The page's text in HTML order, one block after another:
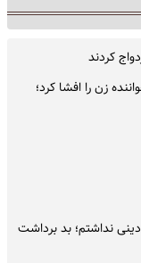
کردند
زن را افشا کرد؛
نداشتم؛ بد برداشت